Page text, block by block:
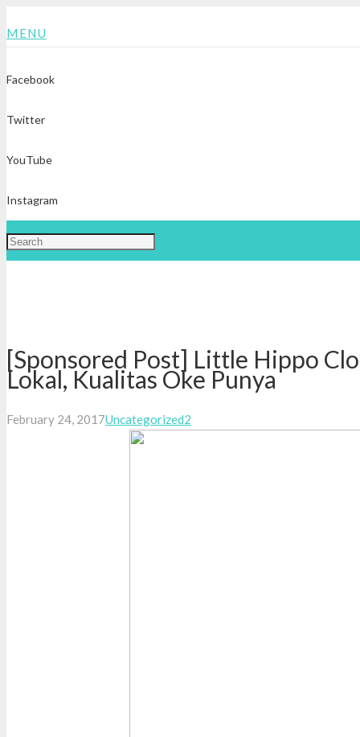
MENU
Facebook
Twitter
YouTube
Instagram
[Sponsored Post] Little Hippo
Lokal, Kualitas Oke Punya
February 24, 2017Uncategorized2